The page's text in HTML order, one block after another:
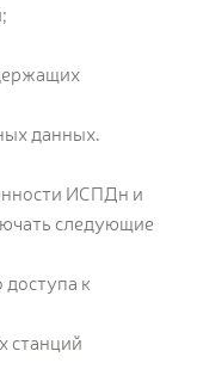
данных.
ИСПДн и
следующие
к
станций